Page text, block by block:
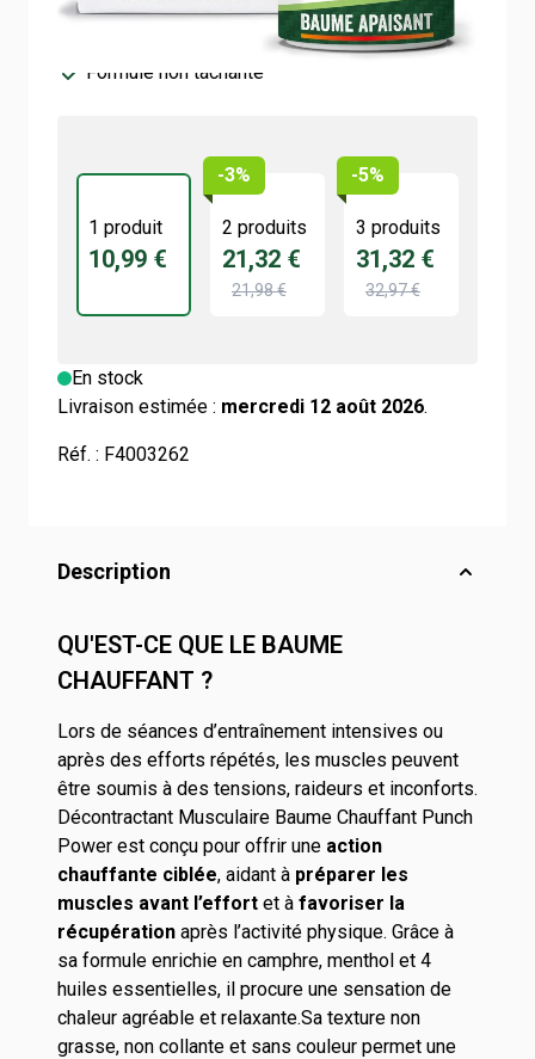
Formule non tachante
1 produit
10,99 €
-3%
2 produits
21,32 €
21,98 €
-5%
3 produits
31,32 €
32,97 €
En stock
Livraison estimée : mercredi 12 août 2026.
Réf. : F4003262
Description
QU'EST-CE QUE LE BAUME
CHAUFFANT ?
Lors de séances d’entraînement intensives ou
après des efforts répétés, les muscles peuvent
être soumis à des tensions, raideurs et inconforts.
Décontractant Musculaire Baume Chauffant Punch
Power est conçu pour offrir une action
chauffante ciblée, aidant à préparer les
muscles avant l’effort et à favoriser la
récupération après l’activité physique. Grâce à
sa formule enrichie en camphre, menthol et 4
huiles essentielles, il procure une sensation de
chaleur agréable et relaxante.Sa texture non
grasse, non collante et sans couleur permet une